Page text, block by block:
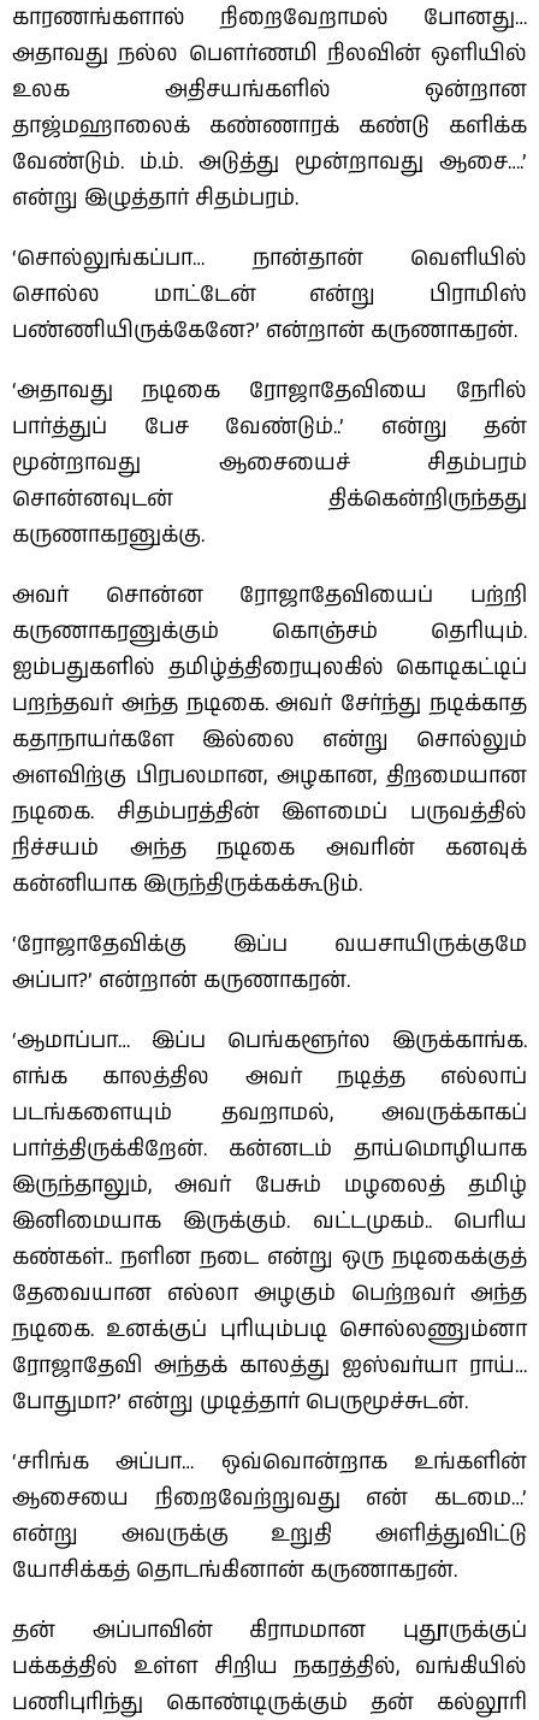
காரணங்களால் நிறைவேறாமல் போனது…
அதாவது நல்ல பெளர்ணமி நிலவின் ஒளியில்
உலக அதிசயங்களில் ஒன்றான‌
தாஜ்மஹாலைக் கண்ணாரக் கண்டு களிக்க
வேண்டும். ம்.ம். அடுத்து மூன்றாவது ஆசை….’
என்று இழுத்தார் சிதம்பரம்.
‘சொல்லுங்கப்பா… நான்தான் வெளியில்
சொல்ல மாட்டேன் என்று பிராமிஸ்
பண்ணியிருக்கேனே?’ என்றான் கருணாகரன்.
‘அதாவது நடிகை ரோஜாதேவியை நேரில்
பார்த்துப் பேச‌ வேண்டும்..’ என்று த‌ன்
மூன்றாவது ஆசையைச் சிதம்பரம்
சொன்னவுடன் திக்கென்றிருந்தது
கருணாகரனுக்கு.
அவர் சொன்ன ரோஜாதேவியைப் பற்றி
கருணாகரனுக்கும் கொஞ்சம் தெரியும்.
ஐம்பதுகளில் தமிழ்த்திரையுலகில் கொடிகட்டிப்
பறந்தவர் அந்த‌ நடிகை. அவர் சேர்ந்து நடிக்காத
கதாநாயர்களே இல்லை என்று சொல்லும்
அளவிற்கு பிரபலமான, அழகான, திறமையான
நடிகை. சிதம்பரத்தின் இளமைப் பருவத்தில்
நிச்சயம் அந்த நடிகை அவரின் கனவுக்
கன்னியாக இருந்திருக்கக்கூடும்.
‘ரோஜாதேவிக்கு இப்ப வயசாயிருக்குமே
அப்பா?’ என்றான் கருணாகரன்.
‘ஆமாப்பா… இப்ப பெங்களூர்ல இருக்காங்க.
எங்க காலத்தில அவர் நடித்த எல்லாப்
படங்களையும் தவறாமல், அவருக்காகப்
பார்த்திருக்கிறேன். கன்னடம் தாய்மொழியாக
இருந்தாலும், அவர் பேசும் மழலைத் தமிழ்
இனிமையாக இருக்கும். வட்டமுகம்.. பெரிய
கண்கள்.. நளின நடை என்று ஒரு நடிகைக்குத்
தேவையான எல்லா அழகும் பெற்றவர் அந்த
நடிகை. உனக்குப் புரியும்படி சொல்லணும்னா
ரோஜாதேவி அந்தக் காலத்து ஐஸ்வர்யா ராய்…
போதுமா?’ என்று முடித்தார் பெருமூச்சுடன்.
‘சரிங்க அப்பா… ஒவ்வொன்றாக உங்களின்
ஆசையை நிறைவேற்றுவது என் கடமை…’
என்று அவருக்கு உறுதி அளித்துவிட்டு
யோசிக்கத் தொடங்கினான் கருணாகரன்.
தன் அப்பாவின் கிராமமான புதூருக்குப்
பக்கத்தில் உள்ள சிறிய நகரத்தில், வங்கியில்
பணிபுரிந்து கொண்டிருக்கும் தன் கல்லூரி